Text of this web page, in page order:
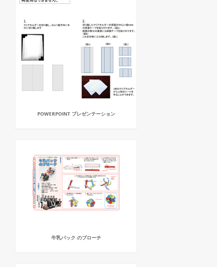
POWERPOINT プレゼンテーション
牛乳パック のブローチ